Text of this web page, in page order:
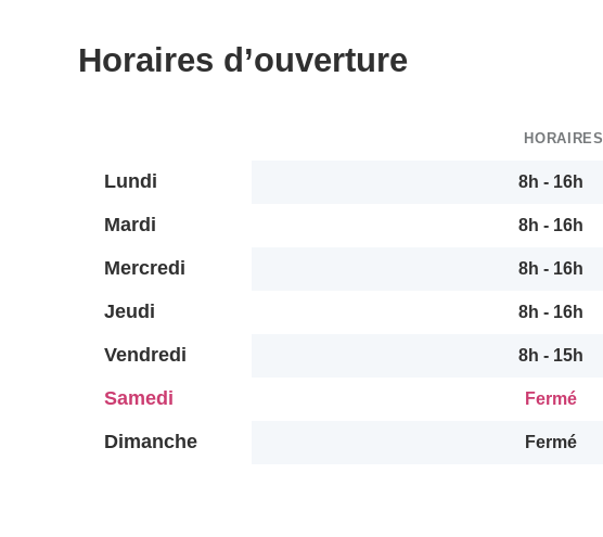
Horaires d’ouverture
HORAIRES
Lundi 8h - 16h
Mardi 8h - 16h
Mercredi 8h - 16h
Jeudi 8h - 16h
Vendredi 8h - 15h
Samedi Fermé
Dimanche Fermé